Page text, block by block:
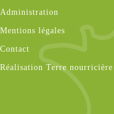
Administration
Mentions légales
Contact
Réalisation Terre nourricière